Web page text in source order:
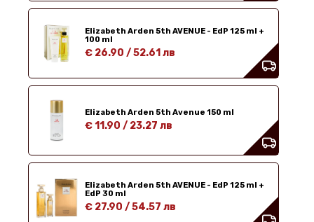
Elizabeth Arden 5th AVENUE - EdP 125 ml +
100 ml
€ 26.90 /52.61 лв
Elizabeth Arden 5th Avenue 150 ml
€ 11.90 / 23.27 лв
Elizabeth Arden 5th AVENUE - EdP 125 ml +
EdP 30 ml
€ 27.90 /54.57 лв